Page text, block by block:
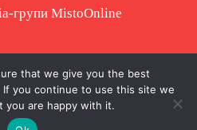
групи MistoOnline
матеріалу
з гіперпосиланням.
that we give you the best
you continue to use this site we
you are happy with it.